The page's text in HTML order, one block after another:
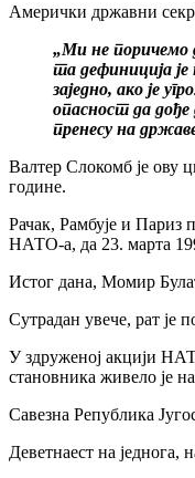
Амерички државни
„Ми не поричемо
та дефиниција
заједно, ако је
опасност да
пренесу на
Валтер Слокомб је ову
године.
Рачак, Рамбује и Париз
НАТО-а, да 23. марта
Истог дана, Момир
Сутрадан увече, рат је
У здруженој акцији
становника живело је
Савезна Република
Деветнаест на